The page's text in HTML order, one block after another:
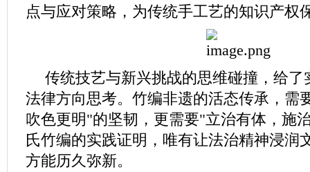
点与应对策略，为传统手工艺的知识产权
传统技艺与新兴挑战的思维碰撞，给了
法律方向思考。竹编非遗的活态传承，需
吹色更明"的坚韧，更需要"立治有体，施
氏竹编的实践证明，唯有让法治精神浸润
方能历久弥新。